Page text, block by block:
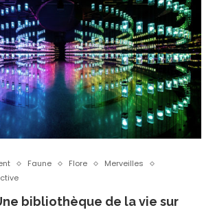
Faune Flore
Merveilles
bibliothèque de la vie sur